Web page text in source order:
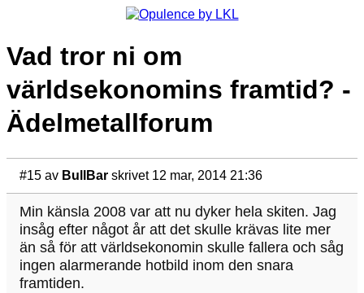
Vad tror ni om
världsekonomins framtid? -
Ädelmetallforum
#15 av BullBar skrivet 12 mar, 2014 21:36
Min känsla 2008 var att nu dyker hela skiten. Jag
insåg efter något år att det skulle krävas lite mer
än så för att världsekonomin skulle fallera och såg
ingen alarmerande hotbild inom den snara
framtiden.